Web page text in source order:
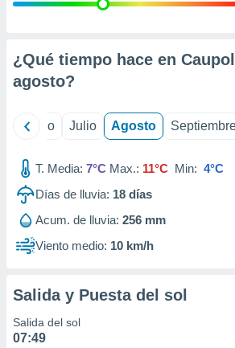
e
mediante
publicidad
de
1199
¿Qué tiempo hace en
agosto?
Junio Julio Agosto
T. Media: 7°C Max.: 11°C Min: 4°C
Días de lluvia: 18 días
Acum. de lluvia: 256 mm
Viento medio: 10 km/h
Salida y Puesta del sol
Salida del sol
07:49